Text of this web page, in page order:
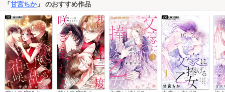
「 甘宮ちか」 のおすすめ作品